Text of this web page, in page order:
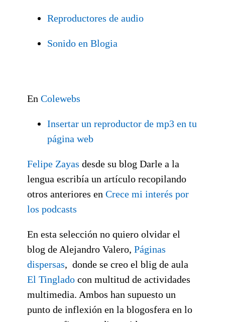
Reproductores de audio
Sonido en Blogia
En Colewebs
Insertar un reproductor de mp3 en tu
página web
Felipe Zayas desde su blog Darle a la
lengua escribía un artículo recopilando
otros anteriores en Crece mi interés por
los podcasts
En esta selección no quiero olvidar el
blog de Alejandro Valero, Páginas
dispersas, donde se creo el blig de aula
El Tinglado con multitud de actividades
multimedia. Ambos han supuesto un
punto de inflexión en la blogosfera en lo